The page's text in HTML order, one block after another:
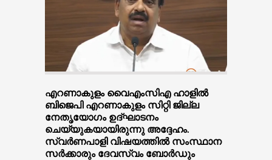
എറണാകുളം വൈഎംസിഎ ഹാളില്‍
ബിജെപി എറണാകുളം സിറ്റി ജില്ല
നേതൃയോഗം ഉദ്ഘാടനം
ചെയ്യുകയായിരുന്നു അദ്ദേഹം.
സ്വര്‍ണപാളി വിഷയത്തില്‍ സംസ്ഥാന
സര്‍ക്കാരും ദേവസ്വം ബോര്‍ഡും